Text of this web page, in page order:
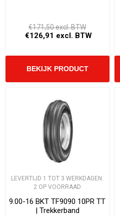
€171,50 excl. BTW
€126,91 excl. BTW
LEVERTIJD 1 TOT 3 WERKDAGEN.
2 OP VOORRAAD
9.00-16 BKT TF9090 10PR TT
| Trekkerband